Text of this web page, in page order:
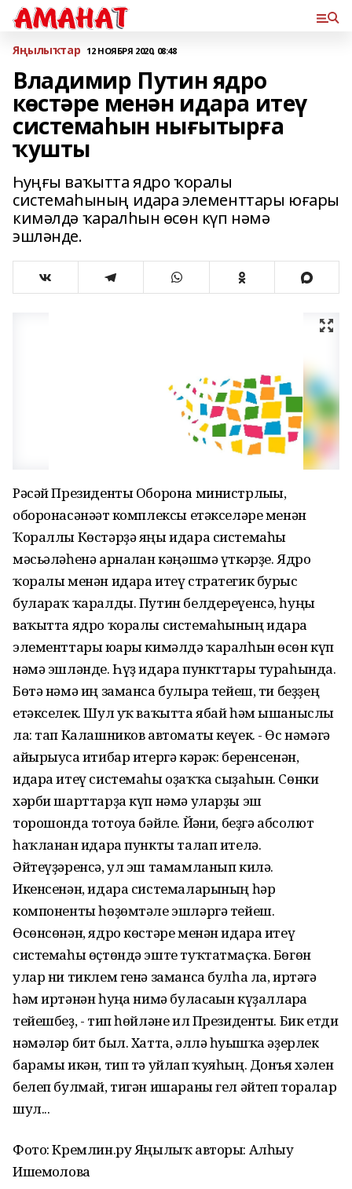
Яңылыҡтар 12 НОЯБРЯ 2020, 08:48
Владимир Путин ядро
көстəре менəн идара итеү
системаһын нығытырға
ҡушты
Һуңғы ваҡытта ядро ҡоралы
системаһының идара элементтары юғары
кимəлдə ҡаралһын өсөн күп нəмə
эшлəнде.
Рəсəй Президенты Оборона министрлығы,
оборонасəнəғəт комплексы етəкселəре менəн
Ҡораллы Көстəрҙə яңы идара системаһы
мəсьəлəһенə арналған кəңəшмə үткəрҙе. Ядро
ҡоралы менəн идара итеү стратегик бурыс
булараҡ ҡаралды. Путин белдереүенсə, һуңғы
ваҡытта ядро ҡоралы системаһының идара
элементтары юғары кимəлдə ҡаралһын өсөн күп
нəмə эшлəнде. Һүҙ идара пункттары тураһында.
Бөтə нəмə иң заманса булырға тейеш, ти беҙҙең
етəкселек. Шул уҡ ваҡытта ябай һəм ышаныслы
ла: тап Калашников автоматы кеүек. - Өс нəмəгə
айырыуса иғтибар итергə кəрəк: беренсенəн,
идара итеү системаһы оҙаҡҡа сыҙаһын. Сөнки
хəрби шарттарҙа күп нəмə уларҙы эш
торошонда тотоуға бəйле. Йəғни, беҙгə абсолют
һаҡланған идара пункты талап ителə.
Əйтеүҙəренсə, ул эш тамамланып килə.
Икенсенəн, идара системаларының һəр
компоненты һөҙөмтəле эшлəргə тейеш.
Өсөнсөнəн, ядро көстəре менəн идара итеү
системаһы өҫтөндə эште туҡтатмаҫҡа. Бөгөн
улар ни тиклем генə заманса булһа ла, иртəгə
һəм иртəнəн һуңға нимə буласағын күҙалларға
тейешбеҙ, - тип һөйлəне ил Президенты. Бик етди
нəмəлəр бит был. Хатта, əллə һуғышҡа əҙерлек
барамы икəн, тип тə уйлап ҡуяһың. Донъя хəлен
белеп булмай, тигəн ишараны гел əйтеп торалар
шул...
Фото: Кремлин.ру Яңылыҡ авторы: Алһыу
Ишемғолова